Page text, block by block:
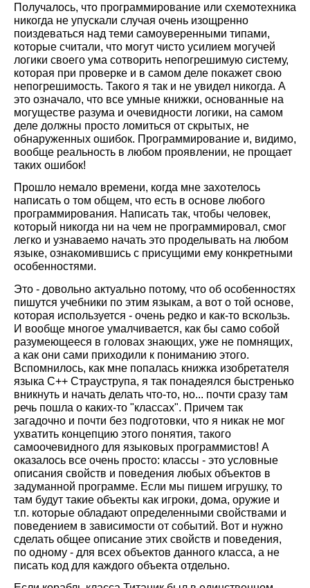
Получалось, что программирование или схемотехника
никогда не упускали случая очень изощренно
поиздеваться над теми самоуверенными типами,
которые считали, что могут чисто усилием могучей
логики своего ума сотворить непогрешимую систему,
которая при проверке и в самом деле покажет свою
непогрешимость. Такого я так и не увидел никогда. А
это означало, что все умные книжки, основанные на
могуществе разума и очевидности логики, на самом
деле должны просто ломиться от скрытых, не
обнаруженных ошибок. Программирование и, видимо,
вообще реальность в любом проявлении, не прощает
таких ошибок!
Прошло немало времени, когда мне захотелось
написать о том общем, что есть в основе любого
программирования. Написать так, чтобы человек,
который никогда ни на чем не программировал, смог
легко и узнаваемо начать это проделывать на любом
языке, ознакомившись с присущими ему конкретными
особенностями.
Это - довольно актуально потому, что об особенностях
пишутся учебники по этим языкам, а вот о той основе,
которая используется - очень редко и как-то вскользь.
И вообще многое умалчивается, как бы само собой
разумеющееся в головах знающих, уже не помнящих,
а как они сами приходили к пониманию этого.
Вспомнилось, как мне попалась книжка изобретателя
языка С++ Страуструпа, я так понадеялся быстренько
вникнуть и начать делать что-то, но... почти сразу там
речь пошла о каких-то "классах". Причем так
загадочно и почти без подготовки, что я никак не мог
ухватить концепцию этого понятия, такого
самоочевидного для языковых программистов! А
оказалось все очень просто: классы - это условные
описания свойств и поведения любых объектов в
задуманной программе. Если мы пишем игрушку, то
там будут такие объекты как игроки, дома, оружие и
т.п. которые обладают определенными свойствами и
поведением в зависимости от событий. Вот и нужно
сделать общее описание этих свойств и поведения,
по одному - для всех объектов данного класса, а не
писать код для каждого объекта отдельно.